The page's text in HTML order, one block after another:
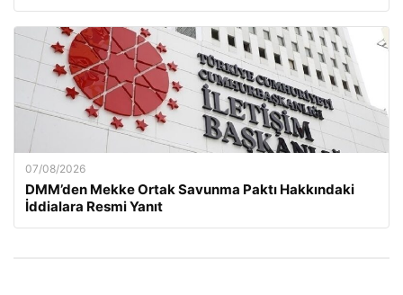
07/08/2026
DMM’den Mekke Ortak Savunma Paktı Hakkındaki
İddialara Resmi Yanıt